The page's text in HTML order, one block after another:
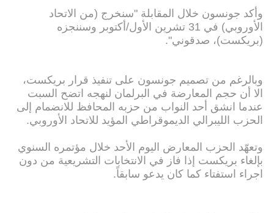
وأكد جونسون خلال المقابلة "سنخرج (من الاتحاد
الأوروبي) في 31 تشرين الأول/أكتوبر وسننجزه
(بريكست)، صدقوني".
وبالرغم من تصميم جونسون على تنفيذ قرار بريكست،
الا أن حجم المعارضة في البرلمان لنهجه اتضح السبت
عندما انشق أحد النواب من حزبه المحافظ للانضمام إلى
الحزب الليبرالي الديموقراطي المؤيد للاتحاد الأوروبي.
وتعهّد الحزب المعارض اليوم الأحد خلال مؤتمره السنوي
بإلغاء بريكست إذا فاز في الانتخابات التشريعية من دون
اجراء استفتاء كما كان يدعو سابقاً.